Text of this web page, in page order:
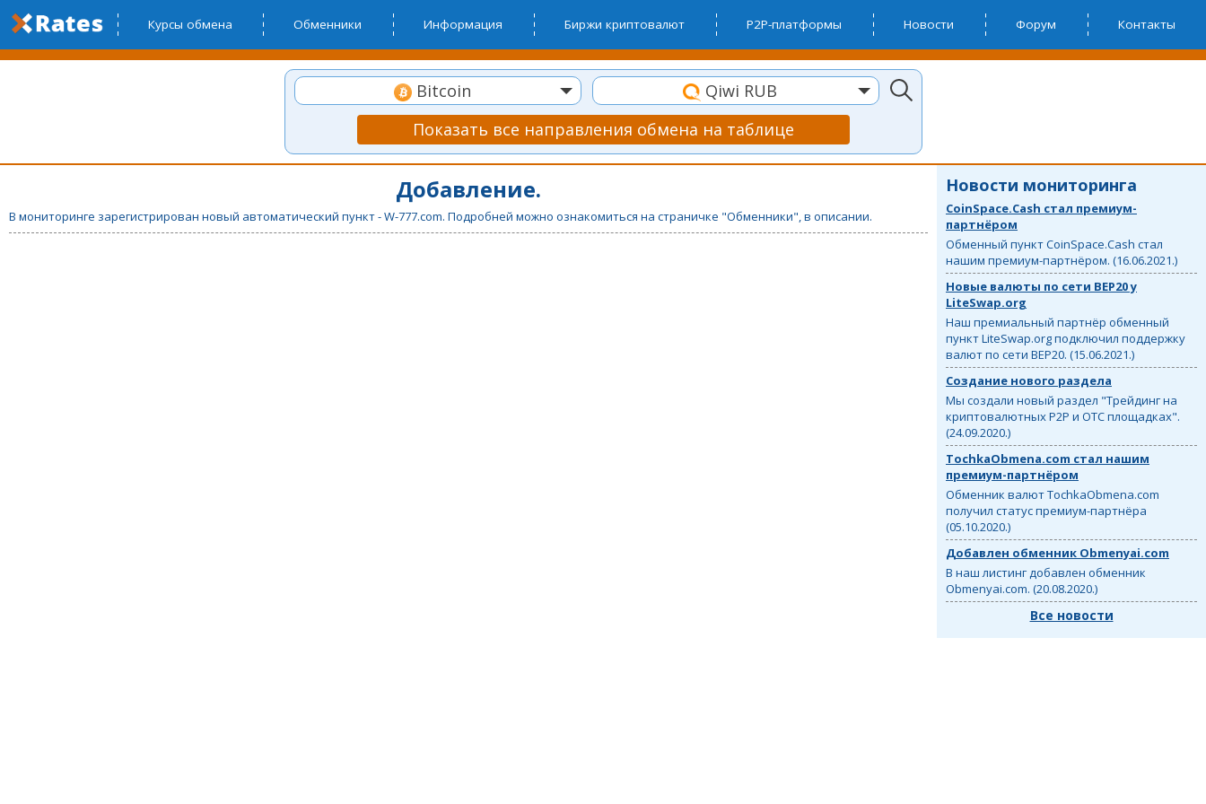
Курсы обмена Обменники Информация Биржи криптовалют P2P-платформы Новости Форум Контакты
Bitcoin
Qiwi RUB
Показать все направления обмена на таблице
Новости мониторинга
CoinSpace.Cash стал премиум-
партнёром
Обменный пункт CoinSpace.Cash стал
нашим премиум-партнёром. (16.06.2021.)
Новые валюты по сети BEP20 у
LiteSwap.org
Наш премиальный партнёр обменный
пункт LiteSwap.org подключил поддержку
валют по сети BEP20. (15.06.2021.)
Создание нового раздела
Мы создали новый раздел "Трейдинг на
криптовалютных P2P и OTC площадках".
(24.09.2020.)
TochkaObmena.com стал нашим
премиум-партнёром
Обменник валют TochkaObmena.com
получил статус премиум-партнёра
(05.10.2020.)
Добавлен обменник Obmenyai.com
В наш листинг добавлен обменник
Obmenyai.com. (20.08.2020.)
Все новости
Добавление.
В мониторинге зарегистрирован новый автоматический пункт - W-777.com. Подробней можно ознакомиться на страничке "Обменники", в описании.